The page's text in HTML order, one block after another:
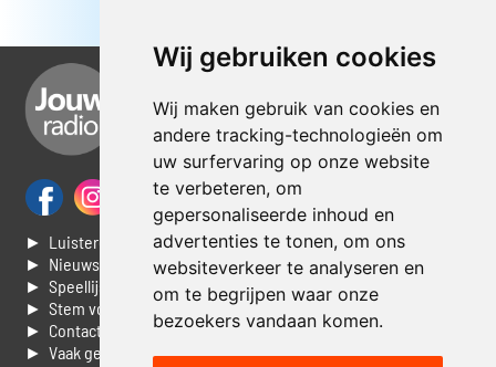
Wij gebruiken cookies
Wij maken gebruik van cookies en
andere tracking-technologieën om
uw surfervaring op onze website
te verbeteren, om
gepersonaliseerde inhoud en
advertenties te tonen, om ons
websiteverkeer te analyseren en
om te begrijpen waar onze
bezoekers vandaan komen.
► Luisteren naar Jouwradio
► Nieuws
► Speellijst
► Stem voor de Dag top 3
► Contacteer ons
► Vaak gestelde vragen